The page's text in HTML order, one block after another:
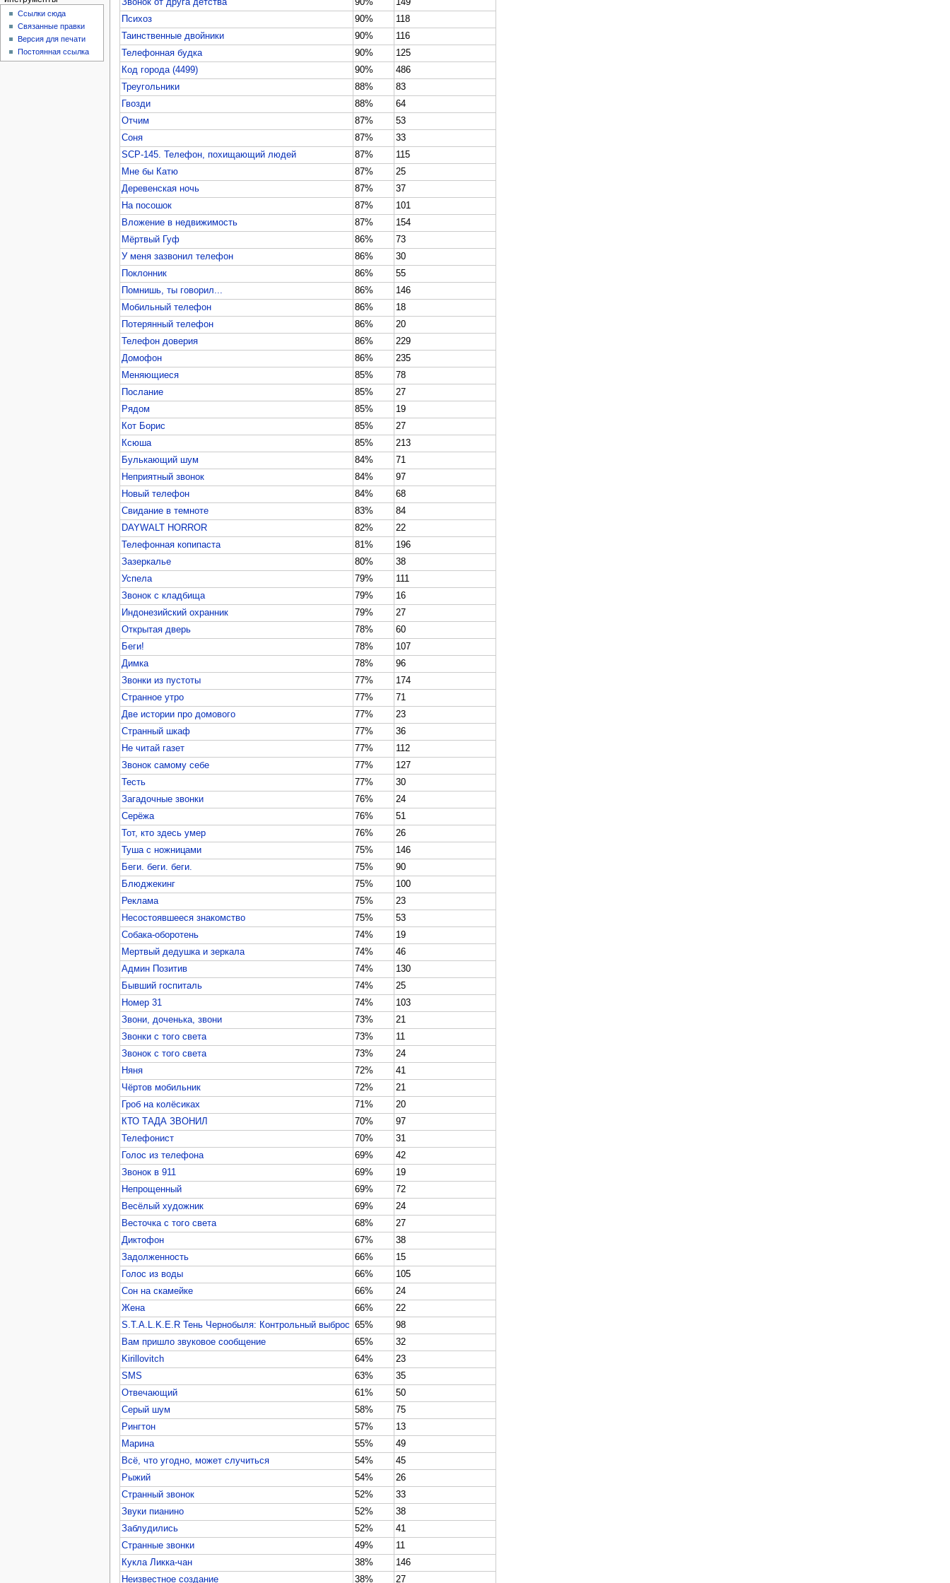
Психоз
90%
118
Таинственные двойники
90%
116
Телефонная будка
90%
125
Код города (4499)
90%
486
Треугольники
88%
83
Гвозди
88%
64
Отчим
87%
53
Соня
87%
33
SCP-145. Телефон, похищающий людей
87%
115
Мне бы Катю
87%
25
Деревенская ночь
87%
37
На посошок
87%
101
Вложение в недвижимость
87%
154
Мёртвый Гуф
86%
73
У меня зазвонил телефон
86%
30
Поклонник
86%
55
Помнишь, ты говорил...
86%
146
Мобильный телефон
86%
18
Потерянный телефон
86%
20
Телефон доверия
86%
229
Домофон
86%
235
Меняющиеся
85%
78
Послание
85%
27
Рядом
85%
19
Кот Борис
85%
27
Ксюша
85%
213
Булькающий шум
84%
71
Неприятный звонок
84%
97
Новый телефон
84%
68
Свидание в темноте
83%
84
DAYWALT HORROR
82%
22
Телефонная копипаста
81%
196
Зазеркалье
80%
38
Успела
79%
111
Звонок с кладбища
79%
16
Индонезийский охранник
79%
27
Открытая дверь
78%
60
Беги!
78%
107
Димка
78%
96
Звонки из пустоты
77%
174
Странное утро
77%
71
Две истории про домового
77%
23
Странный шкаф
77%
36
Не читай газет
77%
112
Звонок самому себе
77%
127
Тесть
77%
30
Загадочные звонки
76%
24
Серёжа
76%
51
Тот, кто здесь умер
76%
26
Туша с ножницами
75%
146
Беги. беги. беги.
75%
90
Блюджекинг
75%
100
Реклама
75%
23
Несостоявшееся знакомство
75%
53
Собака-оборотень
74%
19
Мертвый дедушка и зеркала
74%
46
Админ Позитив
74%
130
Бывший госпиталь
74%
25
Номер 31
74%
103
Звони, доченька, звони
73%
21
Звонки с того света
73%
11
Звонок с того света
73%
24
Няня
72%
41
Чёртов мобильник
72%
21
Гроб на колёсиках
71%
20
КТО ТАДА ЗВОНИЛ
70%
97
Телефонист
70%
31
Голос из телефона
69%
42
Звонок в 911
69%
19
Непрощенный
69%
72
Весёлый художник
69%
24
Весточка с того света
68%
27
Диктофон
67%
38
Задолженность
66%
15
Голос из воды
66%
105
Сон на скамейке
66%
24
Жена
66%
22
S.T.A.L.K.E.R Тень Чернобыля: Контрольный выброс 65%
98
Вам пришло звуковое сообщение
65%
32
Kirillovitch
64%
23
SMS
63%
35
Отвечающий
61%
50
Серый шум
58%
75
Рингтон
57%
13
Марина
55%
49
Всё, что угодно, может случиться
54%
45
Рыжий
54%
26
Странный звонок
52%
33
Звуки пианино
52%
38
Заблудились
52%
41
Странные звонки
49%
11
Кукла Ликка-чан
38%
146
Неизвестное создание
38% 27
Ссылки сюда
Связанные правки
Версия для печати
Постоянная ссылка